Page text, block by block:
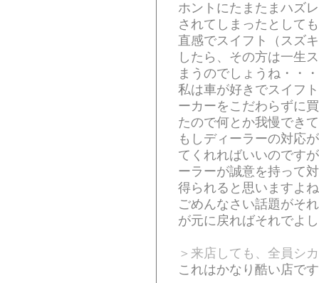
ホントにたまたまハズ
されてしまったとして
直感でスイフト（スズ
したら、その方は一生
まうのでしょうね・・
私は車が好きでスイフ
ーカーをこだわらずに
たので何とか我慢でき
もしディーラーの対応
てくれればいいのです
ーラーが誠意を持って
得られると思いますよ
ごめんなさい話題がそ
が元に戻ればそれでよ
＞来店しても、全員シ
これはかなり酷い店で